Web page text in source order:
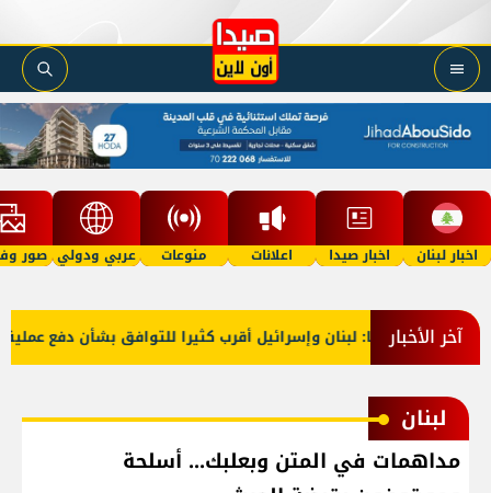
اخبار لبنان اخبار صيدا اعلانات منوعات عربي ودولي صور
آخر الأخبار
خارجية أميركا: لبنان وإسرائيل أقرب كثيرا للتوافق بشأن دفع عملية
لبنان
مداهمات في المتن وبعلبك... أسلحة